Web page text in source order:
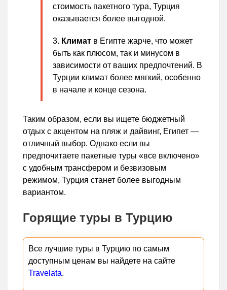
стоимость пакетного тура, Турция
оказывается более выгодной.
Климат в Египте жарче, что может
быть как плюсом, так и минусом в
зависимости от ваших предпочтений. В
Турции климат более мягкий, особенно
в начале и конце сезона.
Таким образом, если вы ищете бюджетный
отдых с акцентом на пляж и дайвинг, Египет —
отличный выбор. Однако если вы
предпочитаете пакетные туры «все включено»
с удобным трансфером и безвизовым
режимом, Турция станет более выгодным
вариантом.
Горящие туры в Турцию
Все лучшие туры в Турцию по самым
доступным ценам вы найдете на сайте
Travelata.